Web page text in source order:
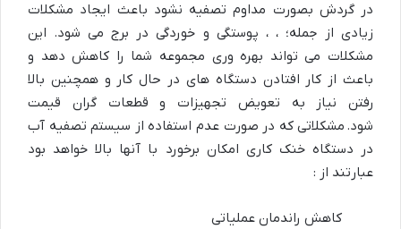
در گردش بصورت مداوم تصفیه نشود باعث ایجاد مشکلات
زیادی از جمله؛ ، ، پوستگی و خوردگی در برج می شود. این
مشکلات می تواند بهره وری مجموعه شما را کاهش دهد و
باعث از کار افتادن دستگاه های در حال کار و همچنین بالا
رفتن نیاز به تعویض تجهیزات و قطعات گران قیمت
شود. مشکلاتی که در صورت عدم استفاده از سیستم تصفیه آب
در دستگاه خنک کاری امکان برخورد با آنها بالا خواهد بود
عبارتند از :
کاهش راندمان عملیاتی